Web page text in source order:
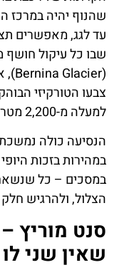
שהנוף יהיה במרכז
עד לגג, מאפשרים
שבו כל עיקול חושף
צבעו הטורקיזי
למעלה מ-2,200 מטרים.
הנסיעה כולה
במהירות בזכות
במסכים – כל
הצלול, ולהרגיש חלק
סנט מוריץ
שאין שני לו